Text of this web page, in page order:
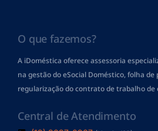
O que fazemos?
A iDoméstica oferece assessoria
na gestão do eSocial Doméstico, folha
regularização do contrato de trabalho de
Central de Atendimento